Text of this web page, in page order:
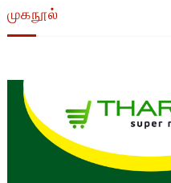
முகநூல்